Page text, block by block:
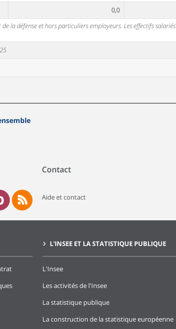
0,0
la défense et hors particuliers employeurs. Les effectifs salariés
Contact
Aide et contact
L'INSEE ET LA STATISTIQUE PUBLIQUE
L'Insee
Les activités de l'Insee
La statistique publique
La construction de la statistique européenne